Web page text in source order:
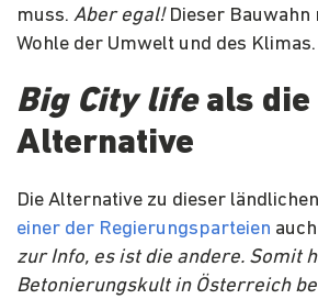
muss. Aber egal!Dieser Bauwahn
Wohle der Umwelt und des Klimas.
Big City lifeals die
Alternative
Die Alternative zu dieser
einer der Regierungsparteien
zur Info, es ist die andere. Somit
Betonierungskult in Österreich